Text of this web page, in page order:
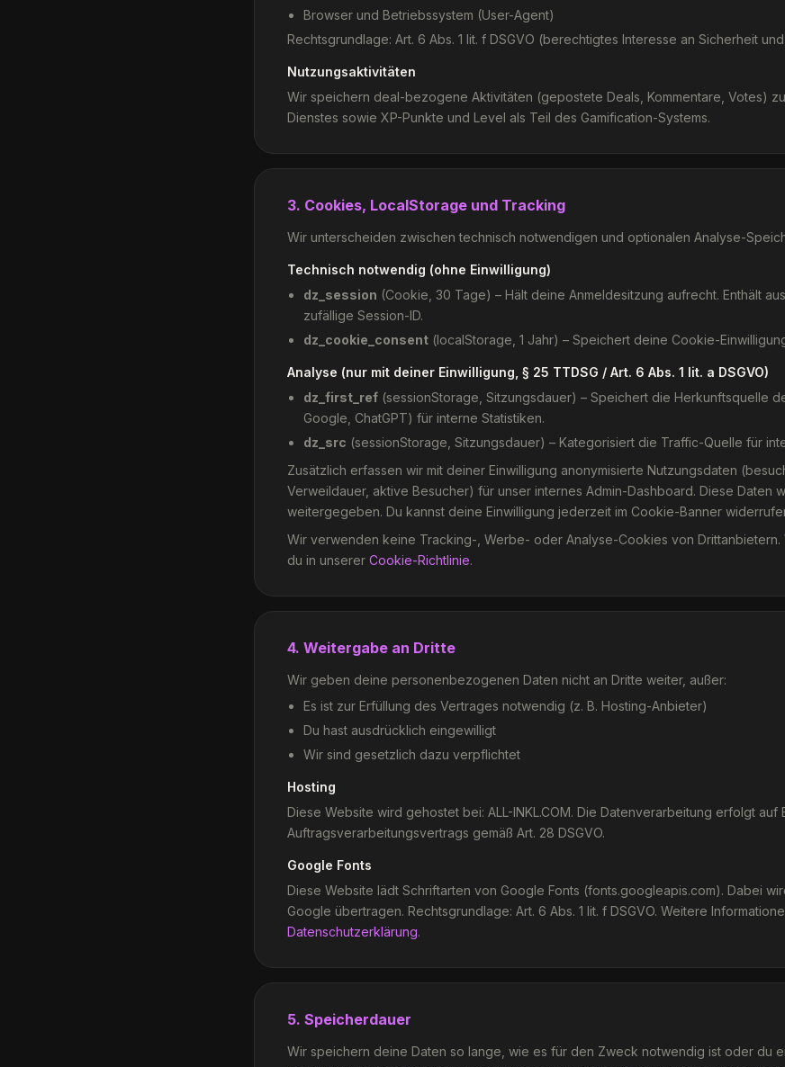
Browser und Betriebssystem (User-Agent)
Rechtsgrundlage: Art. 6 Abs. 1 lit. f DSGVO (berechtigtes Interesse an Sicherheit
Nutzungsaktivitäten
Wir speichern deal-bezogene Aktivitäten (gepostete Deals, Kommentare, Votes)
Dienstes sowie XP-Punkte und Level als Teil des Gamification-Systems.
3. Cookies, LocalStorage und Tracking
Wir unterscheiden zwischen technisch notwendigen und optionalen Analyse-
Technisch notwendig (ohne Einwilligung)
dz_session (Cookie, 30 Tage) – Hält deine Anmeldesitzung aufrecht. Enthält
zufällige Session-ID.
dz_cookie_consent (localStorage, 1 Jahr) – Speichert deine Cookie-
Analyse (nur mit deiner Einwilligung, § 25 TTDSG / Art. 6 Abs. 1 lit. a DSGVO)
dz_first_ref (sessionStorage, Sitzungsdauer) – Speichert die Herkunftsquelle
Google, ChatGPT) für interne Statistiken.
dz_src (sessionStorage, Sitzungsdauer) – Kategorisiert die Traffic-Quelle für
Zusätzlich erfassen wir mit deiner Einwilligung anonymisierte Nutzungsdaten
Verweildauer, aktive Besucher) für unser internes Admin-Dashboard. Diese Daten
weitergegeben. Du kannst deine Einwilligung jederzeit im Cookie-Banner
Wir verwenden keine Tracking-, Werbe- oder Analyse-Cookies von Drittanbietern.
du in unserer Cookie-Richtlinie.
4. Weitergabe an Dritte
Wir geben deine personenbezogenen Daten nicht an Dritte weiter, außer:
Es ist zur Erfüllung des Vertrages notwendig (z. B. Hosting-Anbieter)
Du hast ausdrücklich eingewilligt
Wir sind gesetzlich dazu verpflichtet
Hosting
Diese Website wird gehostet bei: ALL-INKL.COM. Die Datenverarbeitung erfolgt auf
Auftragsverarbeitungsvertrags gemäß Art. 28 DSGVO.
Google Fonts
Diese Website lädt Schriftarten von Google Fonts (fonts.googleapis.com). Dabei
Google übertragen. Rechtsgrundlage: Art. 6 Abs. 1 lit. f DSGVO. Weitere
Datenschutzerklärung.
5. Speicherdauer
Wir speichern deine Daten so lange, wie es für den Zweck notwendig ist oder du